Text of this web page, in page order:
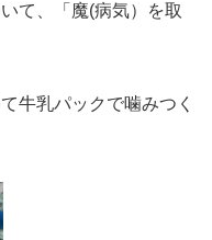
て、「魔(病気）を取
牛乳パックで噛みつく